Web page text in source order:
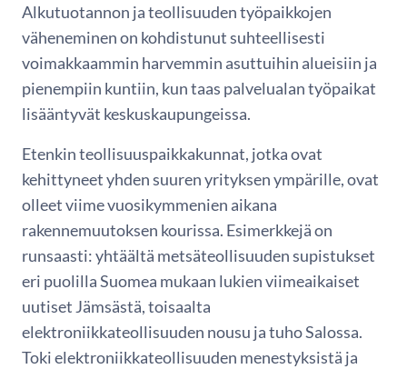
Alkutuotannon ja teollisuuden työpaikkojen
väheneminen on kohdistunut suhteellisesti
voimakkaammin harvemmin asuttuihin alueisiin ja
pienempiin kuntiin, kun taas palvelualan työpaikat
lisääntyvät keskuskaupungeissa.
Etenkin teollisuuspaikkakunnat, jotka ovat
kehittyneet yhden suuren yrityksen ympärille, ovat
olleet viime vuosikymmenien aikana
rakennemuutoksen kourissa. Esimerkkejä on
runsaasti: yhtäältä metsäteollisuuden supistukset
eri puolilla Suomea mukaan lukien viimeaikaiset
uutiset Jämsästä, toisaalta
elektroniikkateollisuuden nousu ja tuho Salossa.
Toki elektroniikkateollisuuden menestyksistä ja